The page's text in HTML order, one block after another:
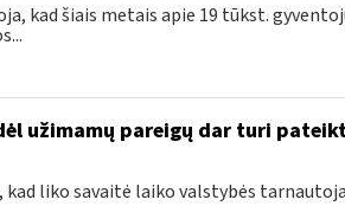
kad šiais metais apie 19 tūkst.
užimamų pareigų dar turi
kad liko savaitė laiko valstybės